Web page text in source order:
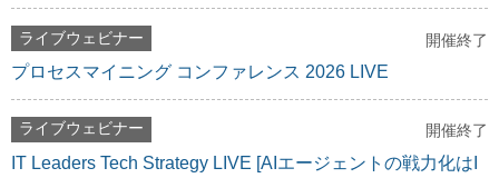
ライブウェビナー 開催終了
プロセスマイニング コンファレンス 2026 LIVE
ライブウェビナー 開催終了
IT Leaders Tech Strategy LIVE [AIエージェントの戦力化はI